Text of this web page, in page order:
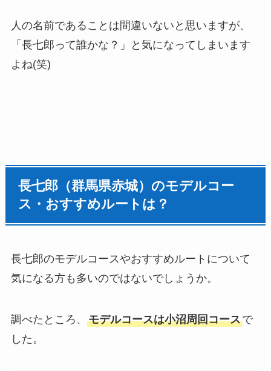
人の名前であることは間違いないと思いますが、
「長七郎って誰かな？」と気になってしまいます
よね(笑)
長七郎（群馬県赤城）のモデルコー
ス・おすすめルートは？
長七郎のモデルコースやおすすめルートについて
気になる方も多いのではないでしょうか。
調べたところ、 モデルコースは小沼周回コースで
した。